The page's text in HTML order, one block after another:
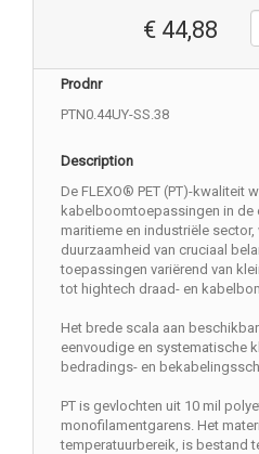
€ 44,88
Prodnr
PTN0.44UY-SS.38
Description
De FLEXO® PET (PT)-kwaliteit
kabelboomtoepassingen in de
maritieme en industriële
duurzaamheid van cruciaal
toepassingen variërend van
tot hightech draad- en
Het brede scala aan
eenvoudige en systematische
bedradings- en
PT is gevlochten uit 10 mil
monofilamentgarens. Het
temperatuurbereik, is bestand